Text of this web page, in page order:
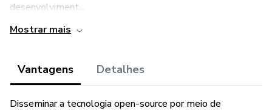
desenvolviment...
Mostrar mais
Vantagens Detalhes
Disseminar a tecnologia open-source por meio de